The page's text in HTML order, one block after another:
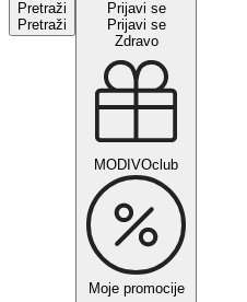
Pretraži
Pretraži
Prijavi se
Prijavi se
Zdravo
MODIVOclub
Moje promocije